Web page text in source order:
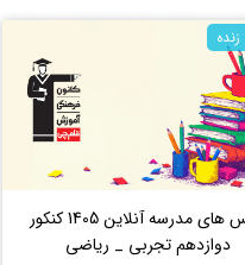
کلاس های مدرسه آنلاین 1405 کنکور
دوازدهم تجربی _ ریاضی